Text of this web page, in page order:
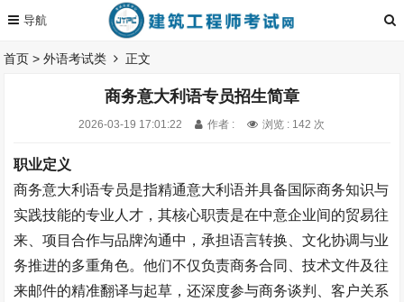
首页 >外语考试类 正文
商务意大利语专员招生简章
2026-03-19 17:01:22 作者 : 浏览 : 142 次
职业定义
商务意大利语专员是指精通意大利语并具备国际商务知识与
实践技能的专业人才，其核心职责是在中意企业间的贸易往
来、项目合作与品牌沟通中，承担语言转换、文化协调与业
务推进的多重角色。他们不仅负责商务合同、技术文件及往
来邮件的精准翻译与起草，还深度参与商务谈判、客户关系